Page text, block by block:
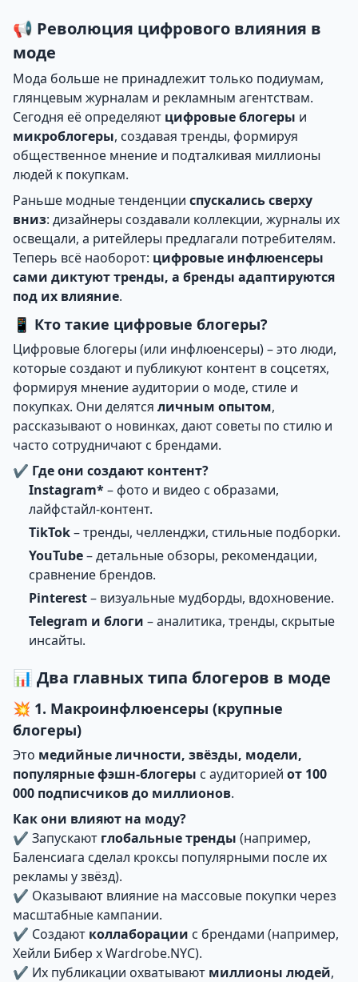
📢 Революция цифрового влияния в
моде
Мода больше не принадлежит только подиумам,
глянцевым журналам и рекламным агентствам.
Сегодня её определяют цифровые блогеры и
микроблогеры, создавая тренды, формируя
общественное мнение и подталкивая миллионы
людей к покупкам.
Раньше модные тенденции спускались сверху
вниз: дизайнеры создавали коллекции, журналы их
освещали, а ритейлеры предлагали потребителям.
Теперь всё наоборот: цифровые инфлюенсеры
сами диктуют тренды, а бренды адаптируются
под их влияние.
📱 Кто такие цифровые блогеры?
Цифровые блогеры (или инфлюенсеры) – это люди,
которые создают и публикуют контент в соцсетях,
формируя мнение аудитории о моде, стиле и
покупках. Они делятся личным опытом,
рассказывают о новинках, дают советы по стилю и
часто сотрудничают с брендами.
✔ Где они создают контент?
Instagram*– фото и видео с образами,
лайфстайл-контент.
TikTok– тренды, челленджи, стильные подборки.
YouTube– детальные обзоры, рекомендации,
сравнение брендов.
Pinterest– визуальные мудборды, вдохновение.
Telegram и блоги – аналитика, тренды, скрытые
инсайты.
📊 Два главных типа блогеров в моде
💥 1. Макроинфлюенсеры (крупные
блогеры)
Это медийные личности, звёзды, модели,
популярные фэшн-блогеры с аудиторией от 100
000 подписчиков до миллионов.
Как они влияют на моду?
✔ Запускают глобальные тренды (например,
Баленсиага сделал кроксы популярными после их
рекламы у звёзд).
✔ Оказывают влияние на массовые покупки через
масштабные кампании.
✔ Создают коллаборации с брендами (например,
Хейли Бибер x Wardrobe.NYC).
✔ Их публикации охватывают миллионы людей,